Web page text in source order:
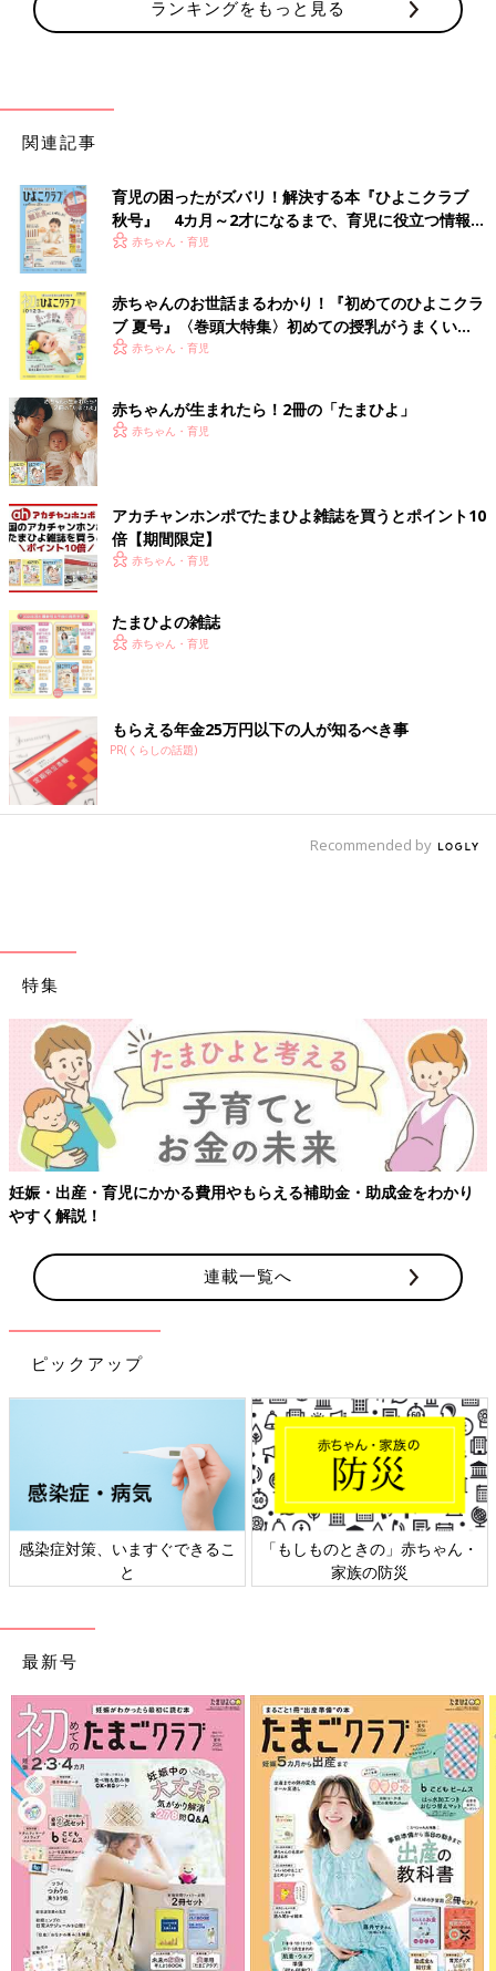
ランキングをもっと見る
関連記事
育児の困ったがズバリ！解決する本『ひよこクラブ
秋号』 4カ月～2才になるまで、育児に役立つ情報が
いっぱい！
赤ちゃん・育児
赤ちゃんのお世話まるわかり！『初めてのひよこクラ
ブ 夏号』〈巻頭大特集〉初めての授乳がうまくい
く！ おっぱい・ミルクの基本と夏のトラブル 解決テ
赤ちゃん・育児
赤ちゃんが生まれたら！2冊の「たまひよ」
赤ちゃん・育児
アカチャンホンポでたまひよ雑誌を買うとポイント10
倍【期間限定】
赤ちゃん・育児
たまひよの雑誌
赤ちゃん・育児
もらえる年金25万円以下の人が知るべき事
PR(くらしの話題)
Recommended by
特集
妊娠・出産・育児にかかる費用やもらえる補助金・助成金をわかり
やすく解説！
連載一覧へ
ピックアップ
感染症対策、いますぐできるこ
と
「もしものときの」赤ちゃん・
家族の防災
最新号